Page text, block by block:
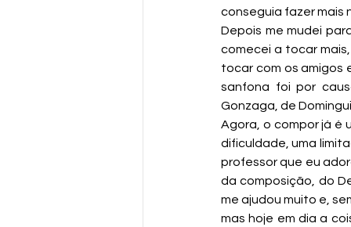
conseguia fazer mais
Depois me mudei
comecei a tocar
tocar com os amigos
sanfona foi por
Gonzaga, de
Agora, o compor já é
dificuldade, uma
professor que eu
da composição, do
me ajudou muito e,
mas hoje em dia a